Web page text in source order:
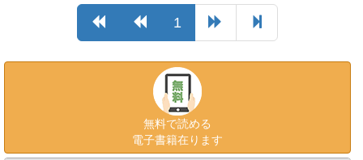
1
無料で読める
電子書籍在ります